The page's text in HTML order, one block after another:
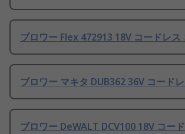
ブロワー Flex 472913 18V コードレス
ブロワー マキタ DUB362 36V コード
ブロワー DeWALT DCV100 18V コー